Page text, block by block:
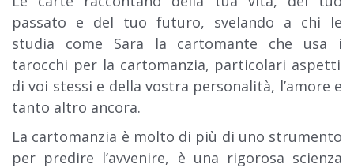
passato e del tuo futuro, svelando a chi le
studia come Sara la cartomante che usa i
tarocchi per la cartomanzia, particolari aspetti
di voi stessi e della vostra personalità, l’amore e
tanto altro ancora.
La cartomanzia è molto di più di uno strumento
per predire l’avvenire, è una rigorosa scienza